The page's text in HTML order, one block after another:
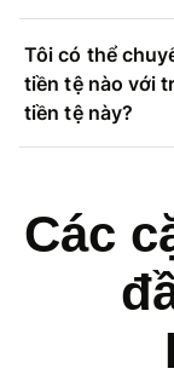
Tôi có thể
tiền tệ nào với
tiền tệ này?
Các